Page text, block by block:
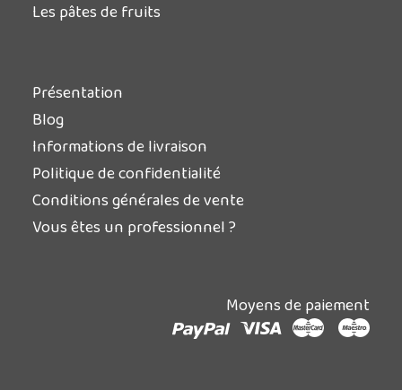
Les pâtes de fruits
Présentation
Blog
Informations de livraison
Politique de confidentialité
Conditions générales de vente
Vous êtes un professionnel ?
Moyens de paiement